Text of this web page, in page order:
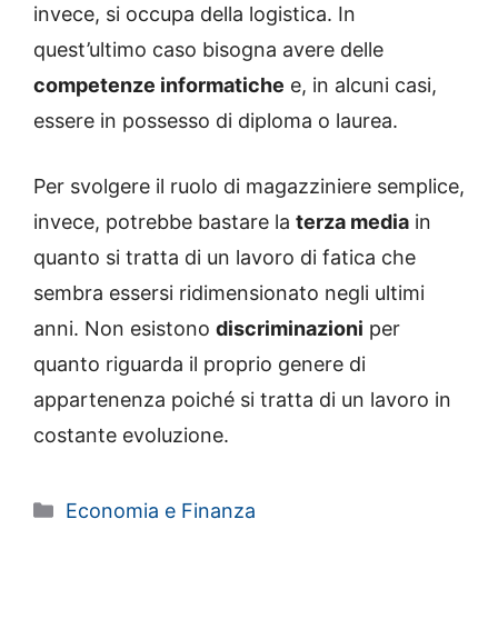
invece, si occupa della logistica. In
quest’ultimo caso bisogna avere delle
competenze informatiche e, in alcuni casi,
essere in possesso di diploma o laurea.
Per svolgere il ruolo di magazziniere semplice,
invece, potrebbe bastare la terza media in
quanto si tratta di un lavoro di fatica che
sembra essersi ridimensionato negli ultimi
anni. Non esistono discriminazioni per
quanto riguarda il proprio genere di
appartenenza poiché si tratta di un lavoro in
costante evoluzione.
Categorie
Economia e Finanza